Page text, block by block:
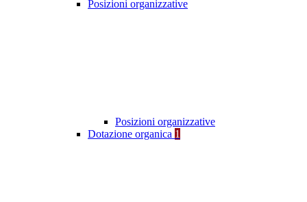
Posizioni organizzative
Posizioni organizzative
Dotazione organica 1